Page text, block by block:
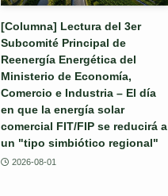
[Columna] Lectura del 3er
Subcomité Principal de
Reenergía Energética del
Ministerio de Economía,
Comercio e Industria – El día
en que la energía solar
comercial FIT/FIP se reducirá a
un "tipo simbiótico regional"
2026-08-01